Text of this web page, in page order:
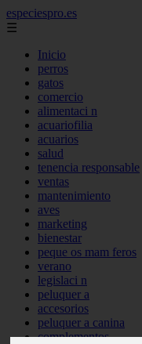
especiespro.es
☰
Inicio
perros
gatos
comercio
alimentaci n
acuariofilia
acuarios
salud
tenencia responsable
ventas
mantenimiento
aves
marketing
bienestar
peque os mam feros
verano
legislaci n
peluquer a
accesorios
peluquer a canina
complementos